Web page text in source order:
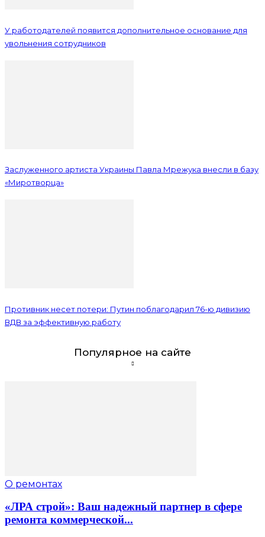
У работодателей появится дополнительное основание для
увольнения сотрудников
Заслуженного артиста Украины Павла Мрежука внесли в базу
«Миротворца»
Противник несет потери: Путин поблагодарил 76-ю дивизию
ВДВ за эффективную работу
Популярное на сайте
О ремонтах
«ЛРА строй»: Ваш надежный партнер в сфере
ремонта коммерческой...